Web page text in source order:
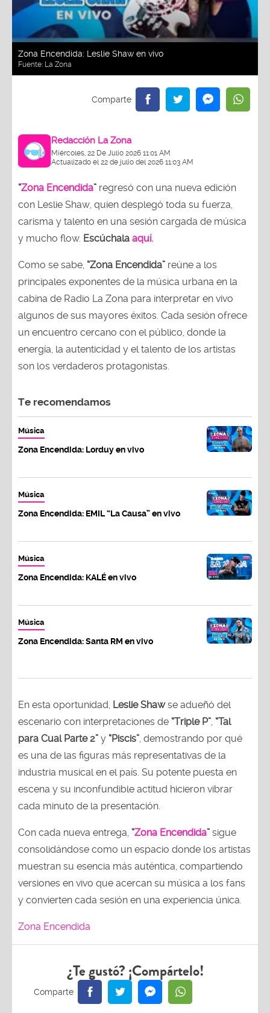
Zona Encendida: Leslie Shaw en vivo
Fuente: La Zona
Redacción La Zona
Miércoles, 22 De Julio 2026 11:01 AM
Actualizado el 22 de julio del 2026 11:03 AM
“Zona Encendida” regresó con una nueva edición
con Leslie Shaw, quien desplegó toda su fuerza,
carisma y talento en una sesión cargada de música
y mucho flow. Escúchala aquí.
Como se sabe, “Zona Encendida” reúne a los
principales exponentes de la música urbana en la
cabina de Radio La Zona para interpretar en vivo
algunos de sus mayores éxitos. Cada sesión ofrece
un encuentro cercano con el público, donde la
energía, la autenticidad y el talento de los artistas
son los verdaderos protagonistas.
Te recomendamos
Música
Zona Encendida: Lorduy en vivo
Música
Zona Encendida: EMIL “La Causa” en vivo
Música
Zona Encendida: KALÉ en vivo
Música
Zona Encendida: Santa RM en vivo
En esta oportunidad, Leslie Shawse adueñó del
escenario con interpretaciones de “Triple P”, “Tal
para Cual Parte 2” y “Piscis”, demostrando por qué
es una de las figuras más representativas de la
industria musical en el país. Su potente puesta en
escena y su inconfundible actitud hicieron vibrar
cada minuto de la presentación.
Con cada nueva entrega, “Zona Encendida” sigue
consolidándose como un espacio donde los artistas
muestran su esencia más auténtica, compartiendo
versiones en vivo que acercan su música a los fans
y convierten cada sesión en una experiencia única.
Zona Encendida
¿Te gustó? ¡Compártelo!